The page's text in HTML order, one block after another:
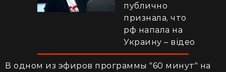
публично
признала, что
рф напала на
Украину – відео
В одном из эфиров программы "60 минут" на